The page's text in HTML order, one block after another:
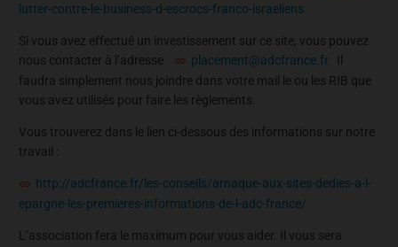
lutter-contre-le-business-d-escrocs-franco-israeliens
Si vous avez effectué un investissement sur ce site, vous pouvez
nous contacter à l’adresse
placement@adcfrance.fr
faudra simplement nous joindre dans votre mail le ou les RIB que
vous avez utilisés pour faire les règlements.
Vous trouverez dans le lien ci-dessous des informations sur notre
travail :
http://adcfrance.fr/les-conseils/arnaque-aux-sites-dedies-a-l-
epargne-les-premieres-informations-de-l-adc-france/
L’association fera le maximum pour vous aider. Il vous sera